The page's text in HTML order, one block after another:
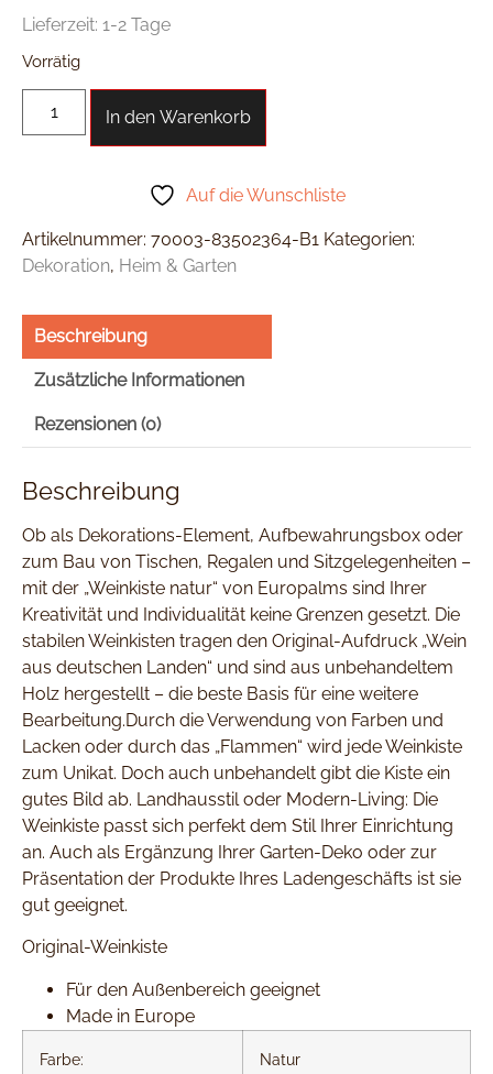
Lieferzeit: 1-2 Tage
Vorrätig
In den Warenkorb
Auf die Wunschliste
Artikelnummer: 70003-83502364-B1 Kategorien:
Dekoration, Heim & Garten
Beschreibung
Zusätzliche Informationen
Rezensionen (0)
Beschreibung
Ob als Dekorations-Element, Aufbewahrungsbox oder
zum Bau von Tischen, Regalen und Sitzgelegenheiten –
mit der „Weinkiste natur“ von Europalms sind Ihrer
Kreativität und Individualität keine Grenzen gesetzt. Die
stabilen Weinkisten tragen den Original-Aufdruck „Wein
aus deutschen Landen“ und sind aus unbehandeltem
Holz hergestellt – die beste Basis für eine weitere
Bearbeitung.Durch die Verwendung von Farben und
Lacken oder durch das „Flammen“ wird jede Weinkiste
zum Unikat. Doch auch unbehandelt gibt die Kiste ein
gutes Bild ab. Landhausstil oder Modern-Living: Die
Weinkiste passt sich perfekt dem Stil Ihrer Einrichtung
an. Auch als Ergänzung Ihrer Garten-Deko oder zur
Präsentation der Produkte Ihres Ladengeschäfts ist sie
gut geeignet.
Original-Weinkiste
Für den Außenbereich geeignet
Made in Europe
Farbe: Natur